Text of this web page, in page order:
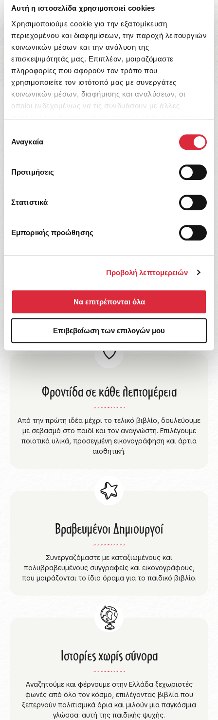
Αυτή η ιστοσελίδα χρησιμοποιεί cookies
Χρησιμοποιούμε cookie για την εξατομίκευση
περιεχομένου και διαφημίσεων, την παροχή λειτουργιών
κοινωνικών μέσων και την ανάλυση της
επισκεψιμότητάς μας. Επιπλέον, μοιραζόμαστε
πληροφορίες που αφορούν τον τρόπο που
χρησιμοποιείτε τον ιστότοπό μας με συνεργάτες
κοινωνικών μέσων, διαφήμισης και αναλύσεων, οι
οποίοι ενδεχομένως να τις συνδυάσουν με άλλες
των υπηρεσιών τους.
συγκατάθεσης
Αναγκαία
Προτιμήσεις
Στατιστικά
Εμπορικής προώθησης
Προβολή λεπτομερειών
Να επιτρέπονται όλα
Επιβεβαίωση των επιλογών μου
12,96€
συγκινούν και ταξιδεύουν τους αναγνώστες. Γι’ αυτό
επιλέγουμε με φροντίδα κάθε τίτλο που φέρει την
Ζωντανή Έμπνευση
και αγγίζουν την καρδιά. Βιβλία που συνομιλούν με τα
παιδιά του σήμερα και τα συνοδεύουν καθώς
μεγαλώνουν.
Φροντίδα σε κάθε λεπτομέρεια
Από την πρώτη ιδέα μέχρι το τελικό βιβλίο, δουλεύουμε
με σεβασμό στο παιδί και τον αναγνώστη. Επιλέγουμε
ποιοτικά υλικά, προσεγμένη εικονογράφηση και άρτια
αισθητική.
Βραβευμένοι Δημιουργοί
Συνεργαζόμαστε με καταξιωμένους και
πολυβραβευμένους συγγραφείς και εικονογράφους,
που μοιράζονται το ίδιο όραμα για το παιδικό βιβλίο.
Ιστορίες χωρίς σύνορα
Αναζητούμε και φέρνουμε στην Ελλάδα ξεχωριστές
φωνές από όλο τον κόσμο, επιλέγοντας βιβλία που
ξεπερνούν πολιτισμικά όρια και μιλούν μια παγκόσμια
γλώσσα: αυτή της παιδικής ψυχής.